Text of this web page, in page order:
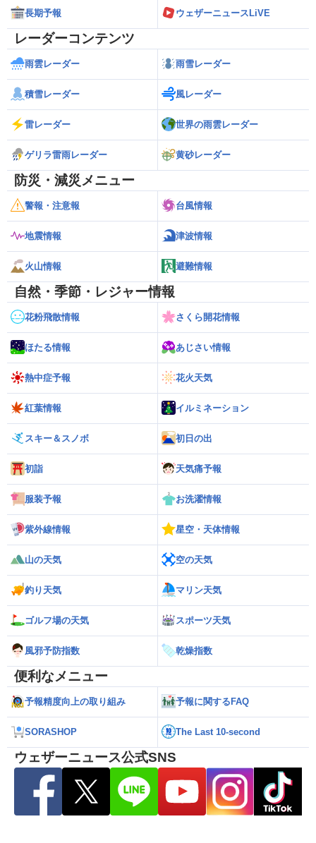
長期予報 ウェザーニュースLiVE
レーダーコンテンツ
雨雲レーダー 雨雪レーダー
積雪レーダー 風レーダー
雷レーダー 世界の雨雲レーダー
ゲリラ雷雨レーダー 黄砂レーダー
防災・減災メニュー
警報・注意報 台風情報
地震情報 津波情報
火山情報 避難情報
自然・季節・レジャー情報
花粉飛散情報 さくら開花情報
ほたる情報 あじさい情報
熱中症予報 花火天気
紅葉情報 イルミネーション
スキー＆スノボ 初日の出
初詣 天気痛予報
服装予報 お洗濯情報
紫外線情報 星空・天体情報
山の天気 空の天気
釣り天気 マリン天気
ゴルフ場の天気 スポーツ天気
風邪予防指数 乾燥指数
便利なメニュー
予報精度向上の取り組み 予報に関するFAQ
SORASHOP The Last 10-second
ウェザーニュース公式SNS